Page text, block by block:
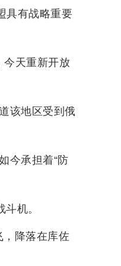
具有战略重要
今天重新开放
该地区受到俄
今承担着“防
机。
降落在库佐